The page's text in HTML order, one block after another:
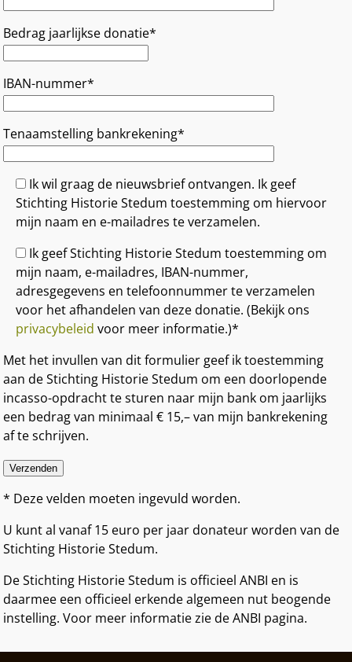
Bedrag jaarlijkse donatie*
IBAN-nummer*
Tenaamstelling bankrekening*
Ik wil graag de nieuwsbrief ontvangen. Ik geef
Stichting Historie Stedum toestemming om hiervoor
mijn naam en e-mailadres te verzamelen.
Ik geef Stichting Historie Stedum toestemming om
mijn naam, e-mailadres, IBAN-nummer,
adresgegevens en telefoonnummer te verzamelen
voor het afhandelen van deze donatie. (Bekijk ons
privacybeleid voor meer informatie.)*
Met het invullen van dit formulier geef ik toestemming
aan de Stichting Historie Stedum om een doorlopende
incasso-opdracht te sturen naar mijn bank om jaarlijks
een bedrag van minimaal € 15,– van mijn bankrekening
af te schrijven.
* Deze velden moeten ingevuld worden.
U kunt al vanaf 15 euro per jaar donateur worden van de
Stichting Historie Stedum.
De Stichting Historie Stedum is officieel ANBI en is
daarmee een officieel erkende algemeen nut beogende
instelling. Voor meer informatie zie de ANBI pagina.